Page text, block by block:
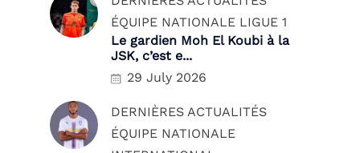
ÉQUIPE NATIONALE LIGUE 1
Le gardien Moh El Koubi à la
JSK, c’est e...
29 July 2026
DERNIÈRES ACTUALITÉS
ÉQUIPE NATIONALE